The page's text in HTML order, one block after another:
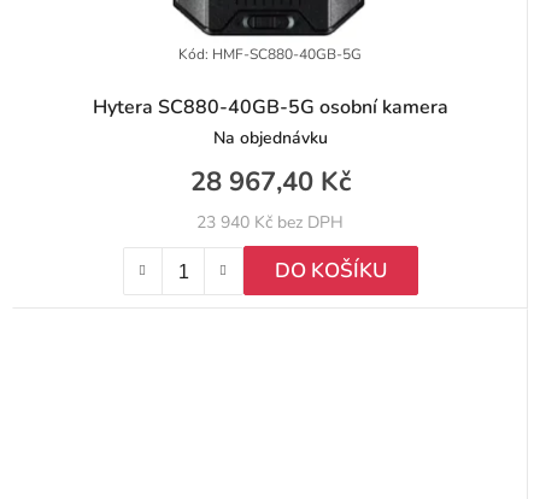
Hytera SC880-40GB-5G osobní kamera
Na objednávku
23 940 Kč bez DPH
28 967,40 Kč
DO KOŠÍKU
Kód: HMF-SC880-40GB-5G